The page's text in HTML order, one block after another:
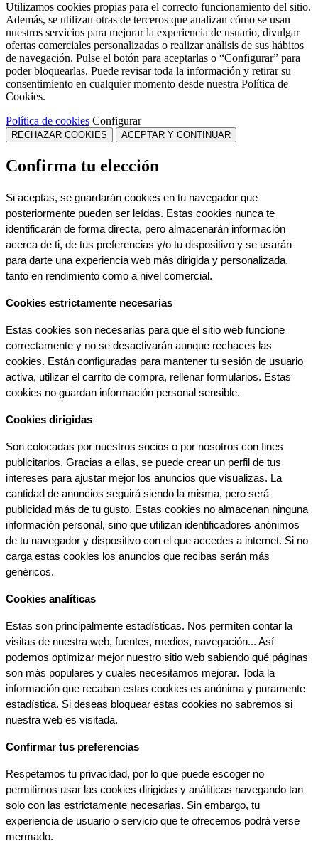
Utilizamos cookies propias para el correcto funcionamiento del sitio.
Además, se utilizan otras de terceros que analizan cómo se usan
nuestros servicios para mejorar la experiencia de usuario, divulgar
ofertas comerciales personalizadas o realizar análisis de sus hábitos
de navegación. Pulse el botón para aceptarlas o “Configurar” para
poder bloquearlas. Puede revisar toda la información y retirar su
consentimiento en cualquier momento desde nuestra Política de
Cookies.
Política de cookies Configurar
RECHAZAR COOKIES ACEPTAR Y CONTINUAR
Confirma tu elección
Si aceptas, se guardarán cookies en tu navegador que
posteriormente pueden ser leídas. Estas cookies nunca te
identificarán de forma directa, pero almacenarán información
acerca de ti, de tus preferencias y/o tu dispositivo y se usarán
para darte una experiencia web más dirigida y personalizada,
tanto en rendimiento como a nivel comercial.
Cookies estrictamente necesarias
Estas cookies son necesarias para que el sitio web funcione
correctamente y no se desactivarán aunque rechaces las
cookies. Están configuradas para mantener tu sesión de usuario
activa, utilizar el carrito de compra, rellenar formularios. Estas
cookies no guardan información personal sensible.
Cookies dirigidas
Son colocadas por nuestros socios o por nosotros con fines
publicitarios. Gracias a ellas, se puede crear un perfil de tus
intereses para ajustar mejor los anuncios que visualizas. La
cantidad de anuncios seguirá siendo la misma, pero será
publicidad más de tu gusto. Estas cookies no almacenan ninguna
información personal, sino que utilizan identificadores anónimos
de tu navegador y dispositivo con el que accedes a internet. Si no
carga estas cookies los anuncios que recibas serán más
genéricos.
Cookies analíticas
Estas son principalmente estadísticas. Nos permiten contar la
visitas de nuestra web, fuentes, medios, navegación... Así
podemos optimizar mejor nuestro sitio web sabiendo qué páginas
son más populares y cuales necesitamos mejorar. Toda la
información que recaban estas cookies es anónima y puramente
estadística. Si deseas bloquear estas cookies no sabremos si
nuestra web es visitada.
Confirmar tus preferencias
Respetamos tu privacidad, por lo que puede escoger no
permitirnos usar las cookies dirigidas y análiticas navegando tan
solo con las estrictamente necesarias. Sin embargo, tu
experiencia de usuario o servicio que te ofrecemos podrá verse
mermado.